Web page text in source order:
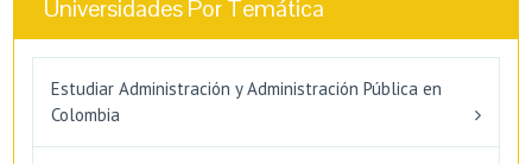
Universidades Por Temática
Estudiar Administración y Administración Pública en
Colombia